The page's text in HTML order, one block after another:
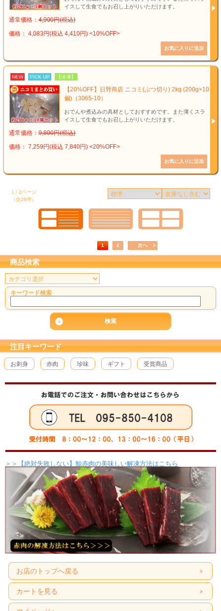
イスして生食でもお召し上がりいただけます。
通常価格： 4,900円(税込)
価格： 4,083円(税込 4,410円) <10%OFF>
NEW PICK UP 【冷凍】
【20%OFF】日野商店 ニコミ(ぶつ切り) 2kg (200g×10
個)（3065-10）
おでんや煮込みの具材としておすすめです。また薄くスラ
イスして生食でもお召し上がりいただけます。
通常価格： 9,800円(税込)
価格： 7,259円(税込 7,840円) <20%OFF>
1 / 2ページ
（全28件）
1 2 次へ
商品検索
キーワード検索
注目キーワード
お刺身 赤肉 珍味 ギフト 受賞商品
＞＞【絶対失敗しない】鯨赤肉の美味しい解凍方法はこちら
お店のトップへ戻る
カートを見る